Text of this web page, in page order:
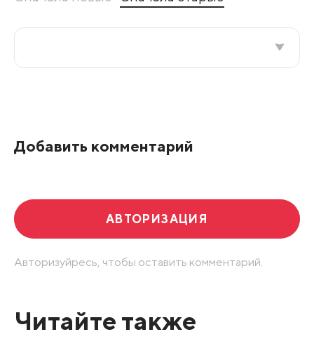
Добавить комментарий
АВТОРИЗАЦИЯ
Авторизуйресь, чтобы оставить комментарий.
Читайте также